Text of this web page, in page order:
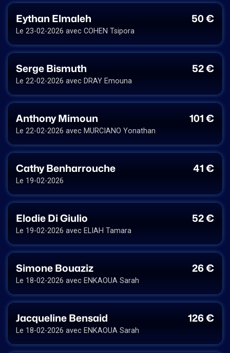
Eythan Elmaleh 50 €
Le 23-02-2026 avec COHEN Tsipora
Serge Bismuth 52 €
Le 22-02-2026 avec DRAY Emouna
Anthony Mimoun 101 €
Le 22-02-2026 avec MURCIANO Yonathan
Cathy Benharrouche 41 €
Le 19-02-2026
Elodie Di Giulio 52 €
Le 19-02-2026 avec ELIAH Tamara
Simone Bouaziz 26 €
Le 18-02-2026 avec ENKAOUA Sarah
Jacqueline Bensaid 126 €
Le 18-02-2026 avec ENKAOUA Sarah